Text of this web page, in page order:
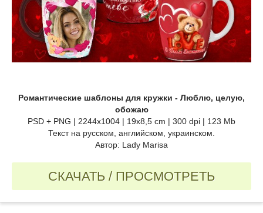
Романтические шаблоны для кружки - Люблю, целую,
обожаю
PSD + PNG | 2244x1004 | 19x8,5 cm | 300 dpi | 123 Mb
Текст на русском, английском, украинском.
Автор: Lady Marisa
СКАЧАТЬ / ПРОСМОТРЕТЬ